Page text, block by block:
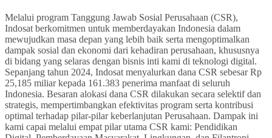
Melalui program Tanggung Jawab Sosial Perusahaan (CSR),
Indosat berkomitmen untuk memberdayakan Indonesia dalam
mewujudkan masa depan yang lebih baik serta mengoptimalkan
dampak sosial dan ekonomi dari kehadiran perusahaan, khususnya
di bidang yang selaras dengan bisnis inti kami di teknologi digital.
Sepanjang tahun 2024, Indosat menyalurkan dana CSR sebesar Rp
25,185 miliar kepada 161.383 penerima manfaat di seluruh
Indonesia. Besaran alokasi dana CSR dilakukan secara selektif dan
strategis, mempertimbangkan efektivitas program serta kontribusi
optimal terhadap pilar-pilar keberlanjutan Perusahaan. Dampak ini
kami capai melalui empat pilar utama CSR kami: Pendidikan